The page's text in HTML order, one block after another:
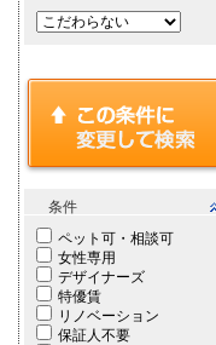
条件
ペット可・相談可
女性専用
デザイナーズ
特優賃
リノベーション
保証人不要